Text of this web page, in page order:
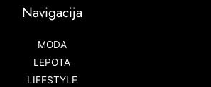
Navigacija
MODA
LEPOTA
LIFESTYLE